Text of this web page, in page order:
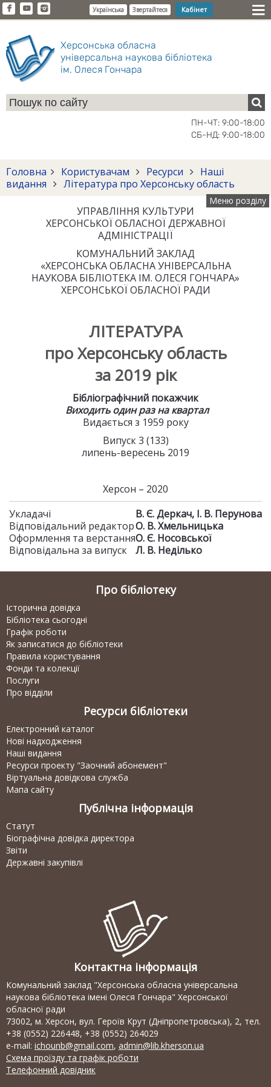
Українська Звертайтеся Кабінет
Херсонська обласна
універсальна наукова бібліотека
ім. Олеся Гончара
ПН-ЧТ: 9:00-18:00
СБ-НД: 9:00-18:00
Головна Користувачам Ресурси
Наші
видання
Література про Херсонську область
Меню розділу
УПРАВЛІННЯ КУЛЬТУРИ
ХЕРСОНСЬКОЇ ОБЛАСНОЇ ДЕРЖАВНОЇ
АДМІНІСТРАЦІЇ
КОМУНАЛЬНИЙ ЗАКЛАД
«ХЕРСОНСЬКА ОБЛАСНА УНІВЕРСАЛЬНА
НАУКОВА БІБЛІОТЕКА ІМ. ОЛЕСЯ ГОНЧАРА»
ХЕРСОНСЬКОЇ ОБЛАСНОЇ РАДИ
ЛІТЕРАТУРА
про Херсонську область
за 2019 рік
Бібліографічний покажчик
Виходить один раз на квартал
Видається з 1959 року
Випуск 3 (133)
липень-вересень 2019
Херсон – 2020
Укладачі
В. Є. Деркач, І. В. Перунова
Відповідальний редакторО. В. Хмельницька
Оформлення та верстанняО. Є. Носовської
Відповідальна за випуск
Л. В. Неділько
Про бібліотеку
Історична довідка
Бібліотека сьогодні
Графік роботи
Як записатися до бібліотеки
Правила користування
Фонди та колекції
Послуги
Про відділи
Ресурси бібліотеки
Електронний каталог
Нові надходження
Наші видання
Ресурси проекту "Заочний абонемент"
Віртуальна довідкова служба
Мапа сайту
Публічна інформація
Статут
Біографічна довідка директора
Звіти
Державні закупівлі
Контактна інформація
Комунальний заклад "Херсонська обласна універсальна
наукова бібліотека імені Олеся Гончара" Херсонської
обласної ради
73002, м. Херсон, вул. Героїв Крут (Дніпропетровська), 2, тел.
+38 (0552) 226448, +38 (0552) 264029
e-mail: ichounb@gmail.com, admin@lib.kherson.ua
Схема проїзду та графік роботи
Телефонний довідник